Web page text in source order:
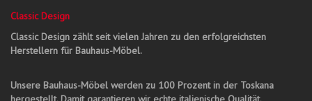
Classic Design
Classic Design zählt seit vielen Jahren zu den erfolgreichsten
Herstellern für Bauhaus-Möbel.
Unsere Bauhaus-Möbel werden zu 100 Prozent in der Toskana